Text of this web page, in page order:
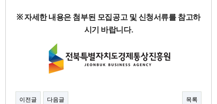
※자세한 내용은 첨부된 모집공고 및 신청서류를 참고하
시기 바랍니다.
이전글 다음글 목록